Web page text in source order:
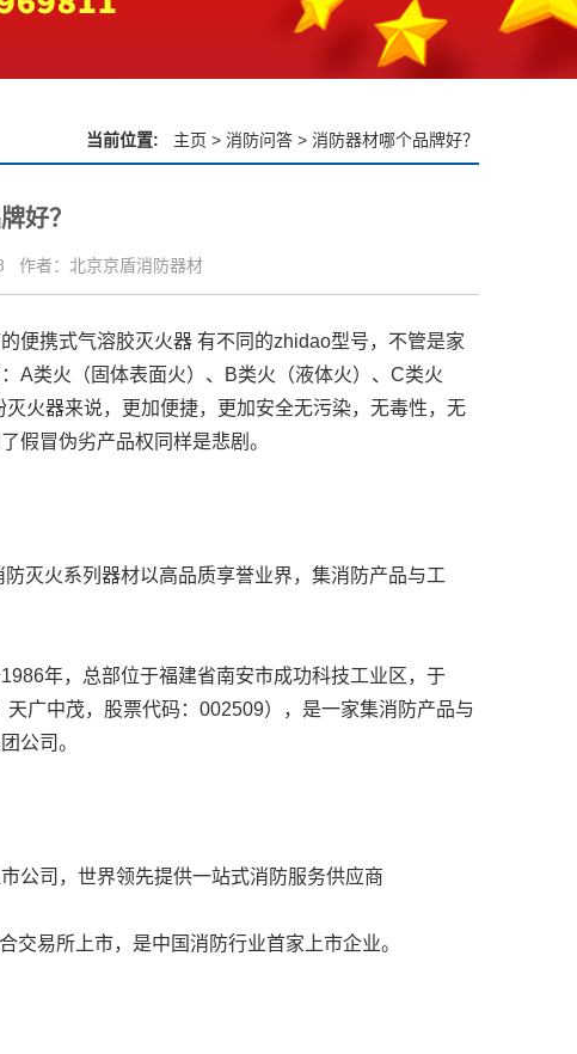
当前位置: 主页 > 消防问答 > 消防器材哪个品牌好？
好？
作者：北京京盾消防器材
携式气溶胶灭火器 有不同的zhidao型号，不管是家
A类火（固体表面火）、B类火（液体火）、C类火
火器来说，更加便捷，更加安全无污染，无毒性，无
假冒伪劣产品权同样是悲剧。
火系列器材以高品质享誉业界，集消防产品与工
年，总部位于福建省南安市成功科技工业区，于
广中茂，股票代码：002509），是一家集消防产品与
公司。
司，世界领先提供一站式消防服务供应商
易所上市，是中国消防行业首家上市企业。